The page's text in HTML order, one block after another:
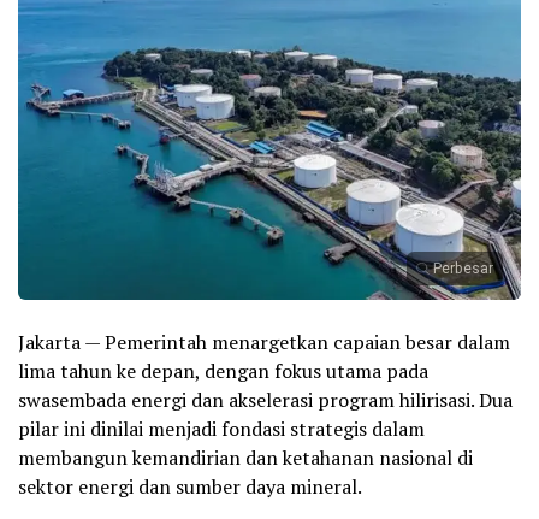
Perbesar
Jakarta — Pemerintah menargetkan capaian besar dalam
lima tahun ke depan, dengan fokus utama pada
swasembada energi dan akselerasi program hilirisasi. Dua
pilar ini dinilai menjadi fondasi strategis dalam
membangun kemandirian dan ketahanan nasional di
sektor energi dan sumber daya mineral.